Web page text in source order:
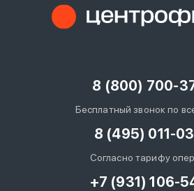
8 (800) 700-
Бесплатный звонок по
8 (495) 011-
Согласно тарифу
+7 (931) 106-